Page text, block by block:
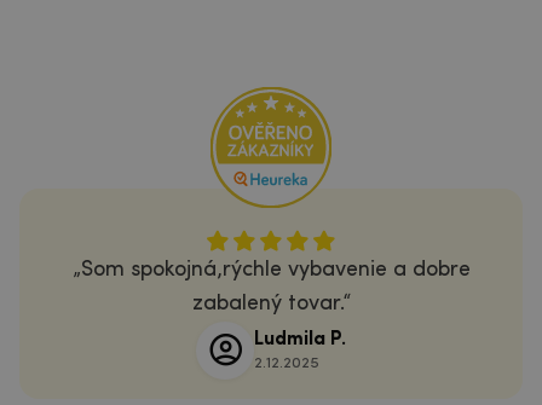
Som spokojná,rýchle vybavenie a dobre
zabalený tovar.
Ludmila P.
2.12.2025